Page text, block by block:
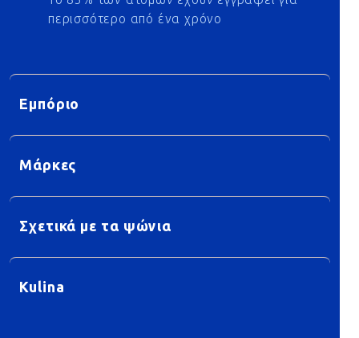
περισσότερο από ένα χρόνο
Εμπόριο
Μάρκες
Σχετικά με τα ψώνια
Kulina